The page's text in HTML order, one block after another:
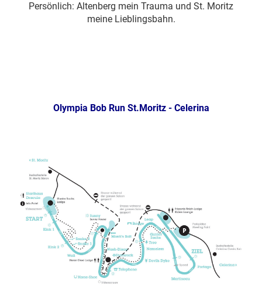
Persönlich: Altenberg mein Trauma und St. Moritz
meine Lieblingsbahn.
Olympia Bob Run St.Moritz - Celerina